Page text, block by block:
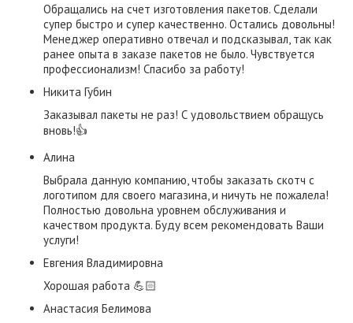
Обращались на счет изготовления пакетов. Сделали
супер быстро и супер качественно. Остались довольны!
Менеджер оперативно отвечал и подсказывал, так как
ранее опыта в заказе пакетов не было. Чувствуется
профессионализм! Спасибо за работу!
​Никита Губин​
Заказывал пакеты не раз! С удовольствием обращусь
вновь!👍
Алина
Выбрала данную компанию, чтобы заказать скотч с
логотипом для своего магазина, и ничуть не пожалела!
Полностью довольна уровнем обслуживания и
качеством продукта. Буду всем рекомендовать Ваши
услуги!
Евгения Владимировна
Хорошая работа 💪🏻
​Анастасия Белимова